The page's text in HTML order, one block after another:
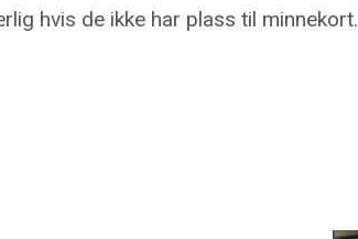
hvis de ikke har plass til minnekort.